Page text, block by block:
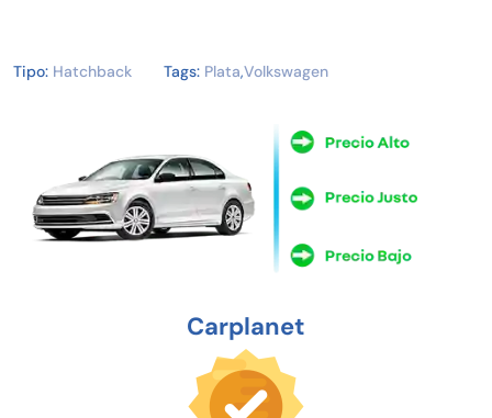
Tipo: Hatchback Tags: Plata,Volkswagen
Carplanet